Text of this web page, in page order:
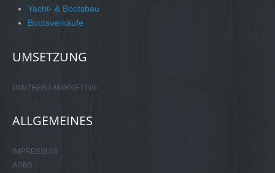
Yacht- & Bootsbau
Bootsverkäufe
UMSETZUNG
PANTHERA MARKETING
ALLGEMEINES
IMPRESSUM
AGBS